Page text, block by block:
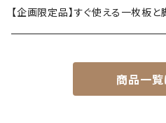
【企画限定品】すぐ使える一枚板と
商品一覧